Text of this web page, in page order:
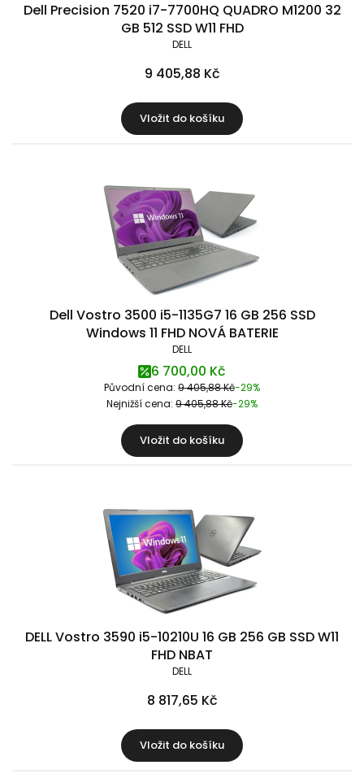
Dell Precision 7520 i7-7700HQ QUADRO M1200 32
GB 512 SSD W11 FHD
DELL
9 405,88 Kč
Vložit do košíku
Dell Vostro 3500 i5-1135G7 16 GB 256 SSD
Windows 11 FHD NOVÁ BATERIE
DELL
6 700,00 Kč
Původní cena: 9 405,88 Kč-29%
Nejnižší cena: 9 405,88 Kč-29%
Vložit do košíku
DELL Vostro 3590 i5-10210U 16 GB 256 GB SSD W11
FHD NBAT
DELL
8 817,65 Kč
Vložit do košíku